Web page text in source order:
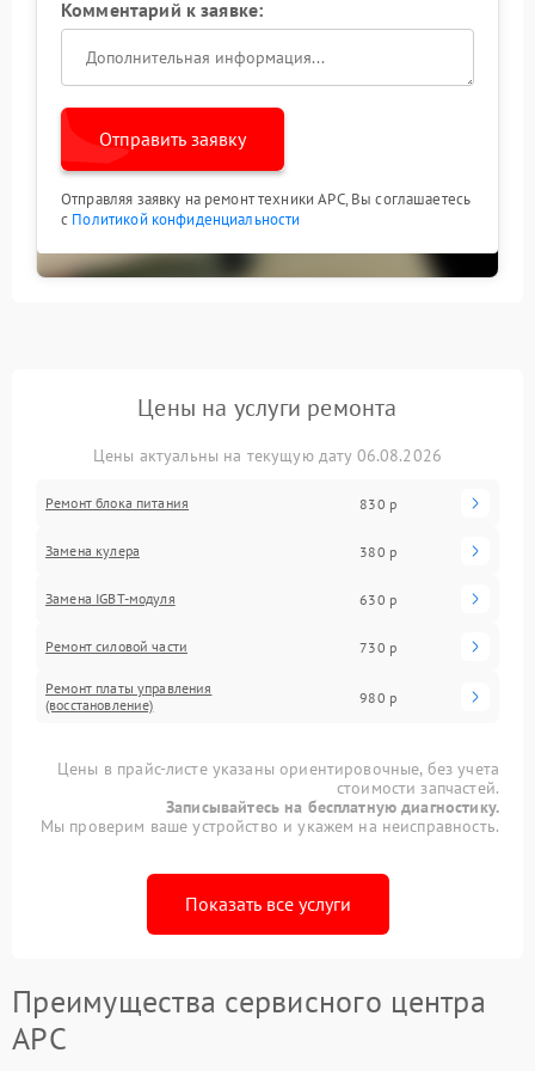
Комментарий к заявке:
Отправить заявку
Отправляя заявку на ремонт техники APC, Вы соглашаетесь
с Политикой конфиденциальности
Цены на услуги ремонта
Цены актуальны на текущую дату 06.08.2026
Ремонт блока питания 830 р
Замена кулера 380 р
Замена IGBT-модуля 630 р
Ремонт силовой части 730 р
Ремонт платы управления
(восстановление)
980 р
Цены в прайс-листе указаны ориентировочные, без учета
стоимости запчастей.
Записывайтесь на бесплатную диагностику.
Мы проверим ваше устройство и укажем на неисправность.
Показать все услуги
Преимущества сервисного центра
APC